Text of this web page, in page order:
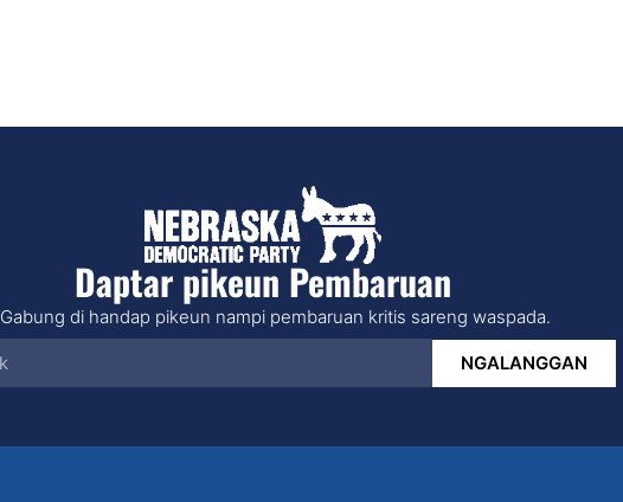
Daptar pikeun Pembaruan
Gabung di handap pikeun nampi pembaruan kritis sareng waspada.
NGALANGGAN